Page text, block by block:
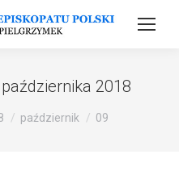
2018
październik 09